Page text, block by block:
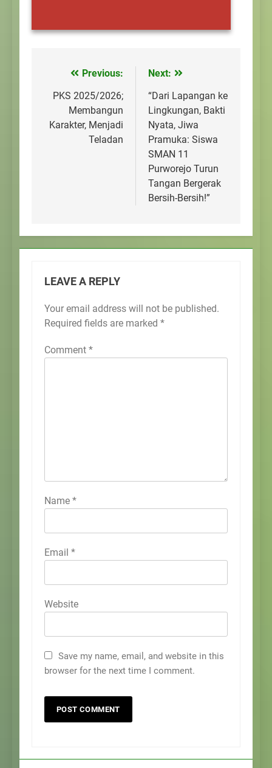
Post
navigation
Previous:
PKS 2025/2026;
Membangun
Karakter, Menjadi
Teladan
Next:
“Dari Lapangan ke
Lingkungan, Bakti
Nyata, Jiwa
Pramuka: Siswa
SMAN 11
Purworejo Turun
Tangan Bergerak
Bersih-Bersih!”
LEAVE A REPLY
Your email address will not be published.
Required fields are marked *
Comment *
Name *
Email *
Website
Save my name, email, and website in this
browser for the next time I comment.